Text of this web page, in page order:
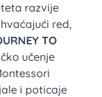
razvije
red,
TO
učenje
i poticaje